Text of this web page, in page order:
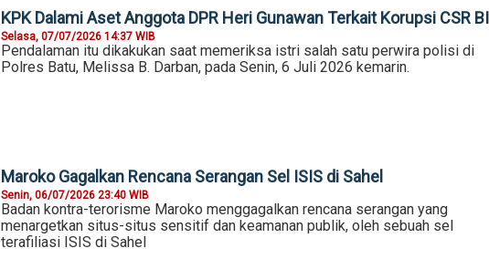
KPK Dalami Aset Anggota DPR Heri Gunawan Terkait Korupsi CSR BI
Selasa, 07/07/2026 14:37 WIB
Pendalaman itu dikakukan saat memeriksa istri salah satu perwira polisi di
Polres Batu, Melissa B. Darban, pada Senin, 6 Juli 2026 kemarin.
Maroko Gagalkan Rencana Serangan Sel ISIS di Sahel
Senin, 06/07/2026 23:40 WIB
Badan kontra-terorisme Maroko menggagalkan rencana serangan yang
menargetkan situs-situs sensitif dan keamanan publik, oleh sebuah sel
terafiliasi ISIS di Sahel